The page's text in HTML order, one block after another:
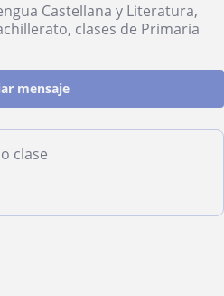
Castellana y Literatura,
clases de Primaria
mensaje
clase